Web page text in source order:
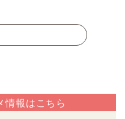
情報はこちら